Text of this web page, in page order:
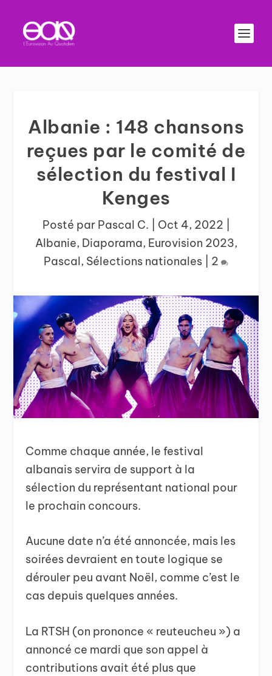
Albanie : 148 chansons
reçues par le comité de
sélection du festival I
Kenges
Posté par Pascal C. Oct 4, 2022
Albanie, Diaporama, Eurovision 2023,
Pascal, Sélections nationales 2
Comme chaque année, le festival
albanais servira de support à la
sélection du représentant national pour
le prochain concours.
Aucune date n’a été annoncée, mais les
soirées devraient en toute logique se
dérouler peu avant Noël, comme c’est le
cas depuis quelques années.
La RTSH (on prononce « reuteucheu ») a
annoncé ce mardi que son appel à
contributions avait été plus que